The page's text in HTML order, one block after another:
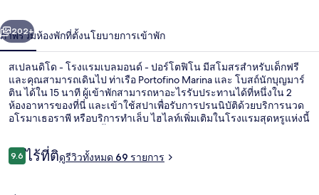
-
โรง
แรม
เบ
ลม
อนด์
า
ถัดไป
202+
ภาพรวมห้องพักที่ตั้งนโยบายการเข้าพัก
สเปลนดิโด - โรงแรมเบลมอนด์ - ปอร์โตฟิโน มีสโมสรสำหรับเด็กฟรี
และคุณสามารถเดินไป ท่าเรือ Portofino Marina และ โบสถ์นักบุญมาร์
ติน ได้ใน 15 นาที ผู้เข้าพักสามารถหาอะไรรับประทานได้ที่หนึ่งใน 2
ห้องอาหารของที่นี่ และเข้าใช้สปาเพื่อรับการปรนนิบัติด้วยบริการนวด
อโรมาเธอราพี หรือบริการทำเล็บ ไฮไลท์เพิ่มเติมในโรงแรมสุดหรูแห่งนี้
รีวิว
9.69.6 จาก 10
ไร้ที่ติดูรีวิวทั้งหมด 69 รายการ